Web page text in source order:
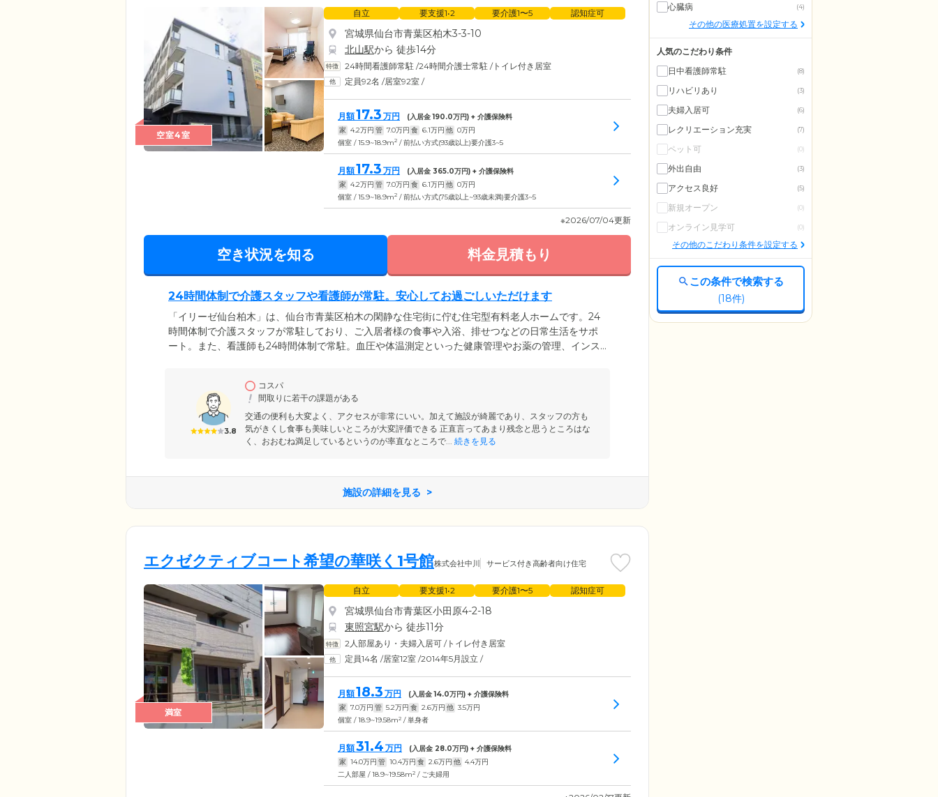
空室4室
自立 要支援1•2 要介護1〜5 認知症可
宮城県仙台市青葉区柏木3-3-10
北山駅から 徒歩14分
24時間看護師常駐 /24時間介護士常駐 /トイレ付き居室
定員92名 /居室92室 /
月額17.3 万円 (入居金190.0万円) + 介護保険料
家 4.2万円 管 7.0万円 食 6.1万円 他 0万円
個室 / 15.9~18.9m2 / 前払い方式(93歳以上)要介護3~5
月額17.3 万円 (入居金 365.0万円) + 介護保険料
家 4.2万円 管 7.0万円 食 6.1万円 他 0万円
個室 / 15.9~18.9m2 / 前払い方式(75歳以上~93歳未満)要介護3~5
※2026/07/04更新
空き状況を知る 料金見積もり
24時間体制で介護スタッフや看護師が常駐。安心してお過ごしいただけます
「イリーゼ仙台柏木」は、仙台市青葉区柏木の閑静な住宅街に佇む住宅型有料老人ホームです。24
時間体制で介護スタッフが常駐しており、ご入居者様の食事や入浴、排せつなどの日常生活をサポ
ート。また、看護師も24時間体制で常駐。血圧や体温測定といった健康管理やお薬の管理、インス
うにのんびりとくつろぎながら、いつでも安心のサポートを実感していただける快適な住まいで
3.8
コスパ
間取りに若干の課題がある
交通の便利も大変よく、アクセスが非常にいい。加えて施設が綺麗であり、スタッフの方も
気がきくし食事も美味しいところが大変評価できる 正直言ってあまり残念と思うところはな
く、おおむね満足しているというのが率直なところで...
続きを見る
施設の詳細を見る
エクゼクティブコート希望の華咲く1号館株式会社中川 サービス付き高齢者向け住宅
満室
自立 要支援1•2 要介護1〜5 認知症可
宮城県仙台市青葉区小田原4-2-18
東照宮駅から 徒歩11分
2人部屋あり・夫婦入居可 /トイレ付き居室
定員14名 /居室12室 /2014年5月設立 /
月額18.3 万円 (入居金14.0万円) + 介護保険料
家 7.0万円 管 5.2万円 食 2.6万円 他 3.5万円
個室 / 18.9~19.58m2 / 単身者
月額31.4 万円 (入居金 28.0万円) + 介護保険料
家 14.0万円 管 10.4万円 食 2.6万円 他 4.4万円
二人部屋 / 18.9~19.58m2 / ご夫婦用
心臓病 (4)
その他の医療処置を設定する
人気のこだわり条件
日中看護師常駐
(8)
リハビリあり (3)
夫婦入居可 (6)
レクリエーション充実 (7)
ペット可 (0)
外出自由 (3)
アクセス良好 (5)
新規オープン (0)
オンライン見学可 (0)
その他のこだわり条件を設定する
この条件で検索する
(18件)